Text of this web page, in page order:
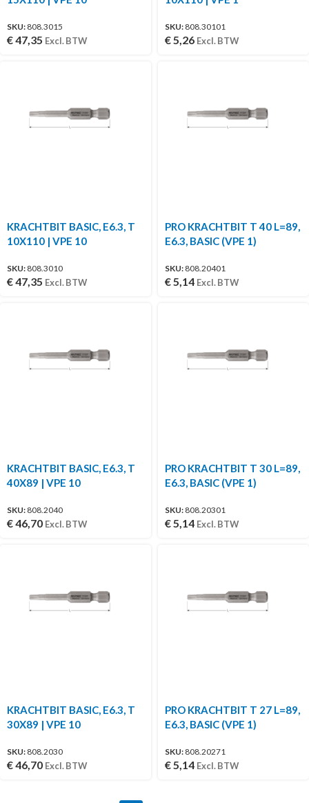
SKU: 808.3015
€47,35 Excl. BTW
SKU: 808.30101
€5,26 Excl. BTW
KRACHTBIT BASIC, E6.3, T
10X110 | VPE 10
SKU: 808.3010
€47,35 Excl. BTW
PRO KRACHTBIT T 40 L=89,
E6.3, BASIC (VPE 1)
SKU: 808.20401
€5,14 Excl. BTW
KRACHTBIT BASIC, E6.3, T
40X89 | VPE 10
SKU: 808.2040
€46,70 Excl. BTW
PRO KRACHTBIT T 30 L=89,
E6.3, BASIC (VPE 1)
SKU: 808.20301
€5,14 Excl. BTW
KRACHTBIT BASIC, E6.3, T
30X89 | VPE 10
SKU: 808.2030
€46,70 Excl. BTW
PRO KRACHTBIT T 27 L=89,
E6.3, BASIC (VPE 1)
SKU: 808.20271
€5,14 Excl. BTW